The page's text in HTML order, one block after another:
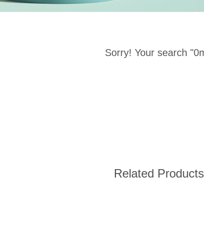
Sorry! Your search "
Related Products